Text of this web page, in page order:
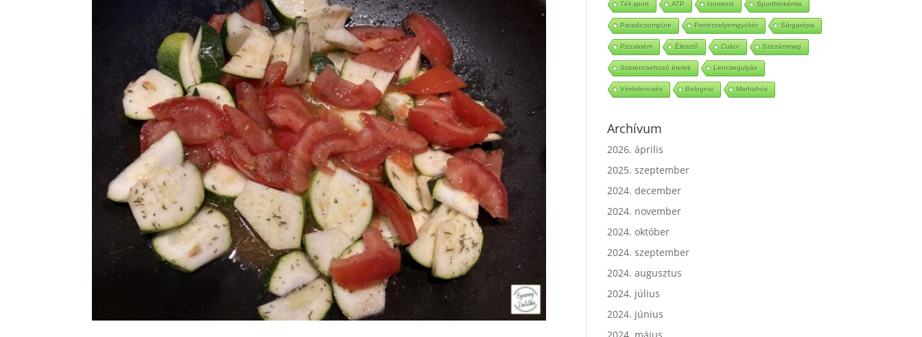
Téli sport ATP Izomrost Sportbiokémia
Paradicsompüre Petrezselyemgyökér Sárgarépa
Pizzakrém Élesztő Cukor Szezámmag
Szerencsehozó ételek Lencsegulyás
Archívum